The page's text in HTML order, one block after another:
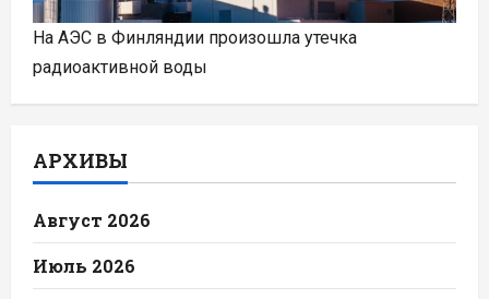
На АЭС в Финляндии произошла утечка
радиоактивной воды
АРХИВЫ
Август 2026
Июль 2026